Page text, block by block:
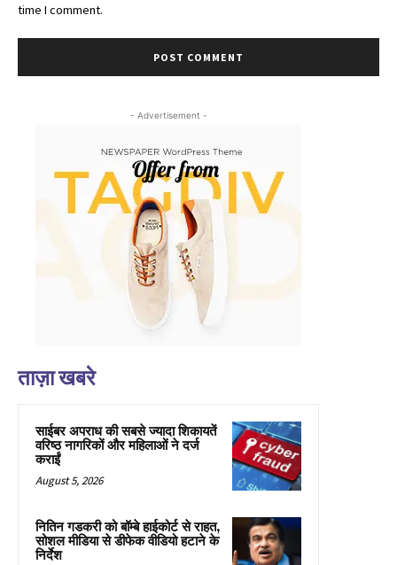
time I comment.
- Advertisement -
ताज़ा खबरे
साईबर अपराध की सबसे ज्यादा शिकायतें
वरिष्ठ नागरिकों और महिलाओं ने दर्ज
कराईं
August 5, 2026
नितिन गडकरी को बॉम्बे हाईकोर्ट से राहत,
सोशल मीडिया से डीफेक वीडियो हटाने के
निर्देश